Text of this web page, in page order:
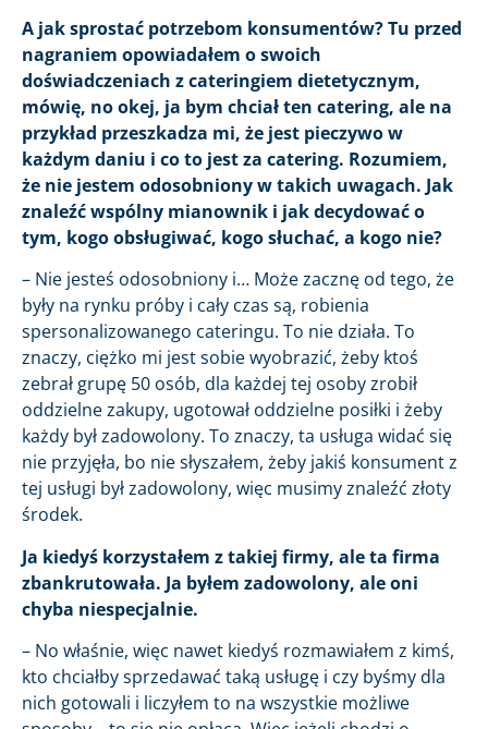
A jak sprostać potrzebom konsumentów? Tu przed
nagraniem opowiadałem o swoich
doświadczeniach z cateringiem dietetycznym,
mówię, no okej, ja bym chciał ten catering, ale na
przykład przeszkadza mi, że jest pieczywo w
każdym daniu i co to jest za catering. Rozumiem,
że nie jestem odosobniony w takich uwagach. Jak
znaleźć wspólny mianownik i jak decydować o
tym, kogo obsługiwać, kogo słuchać, a kogo nie?
– Nie jesteś odosobniony i… Może zacznę od tego, że
były na rynku próby i cały czas są, robienia
spersonalizowanego cateringu. To nie działa. To
znaczy, ciężko mi jest sobie wyobrazić, żeby ktoś
zebrał grupę 50 osób, dla każdej tej osoby zrobił
oddzielne zakupy, ugotował oddzielne posiłki i żeby
każdy był zadowolony. To znaczy, ta usługa widać się
nie przyjęła, bo nie słyszałem, żeby jakiś konsument z
tej usługi był zadowolony, więc musimy znaleźć złoty
środek.
Ja kiedyś korzystałem z takiej firmy, ale ta firma
zbankrutowała. Ja byłem zadowolony, ale oni
chyba niespecjalnie.
– No właśnie, więc nawet kiedyś rozmawiałem z kimś,
kto chciałby sprzedawać taką usługę i czy byśmy dla
nich gotowali i liczyłem to na wszystkie możliwe